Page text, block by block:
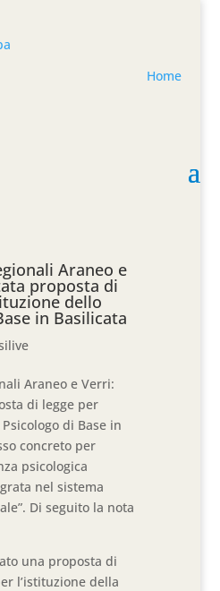
Home
Araneo e
proposta di
dello
in Basilicata
Araneo e Verri:
di legge per
di Base in
concreto per
psicologica
nel sistema
Di seguito la nota
una proposta di
l’istituzione della